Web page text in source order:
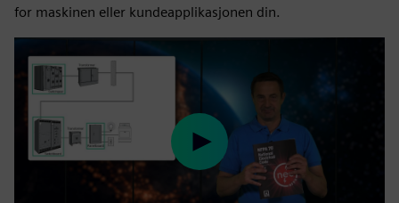
for maskinen eller kundeapplikasjonen din.
Play